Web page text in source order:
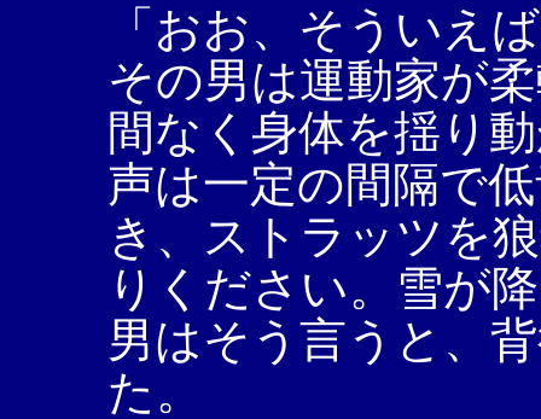
「おお、そういえ
その男は運動家が
間なく身体を揺り
声は一定の間隔で
き、ストラッツを
りください。雪が
男はそう言うと、
た。